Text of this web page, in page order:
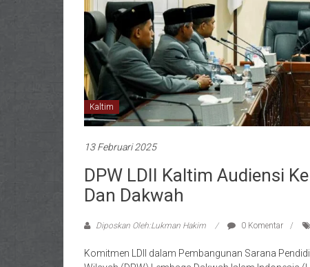
Kaltim
13 Februari 2025
DPW LDII Kaltim Audiensi
Dan Dakwah
Diposkan Oleh:Lukman Hakim 0 Komentar
Komitmen LDII dalam Pembangunan Sarana